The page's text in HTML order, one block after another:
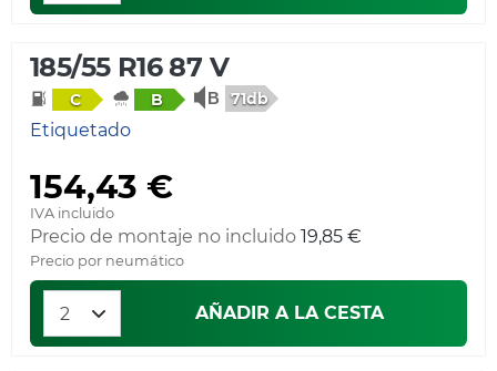
185/55 R16 87 V
C B 71db
Etiquetado
154,43 €
IVA incluido
Precio de montaje no incluido 19,85 €
Precio por neumático
AÑADIR A LA CESTA